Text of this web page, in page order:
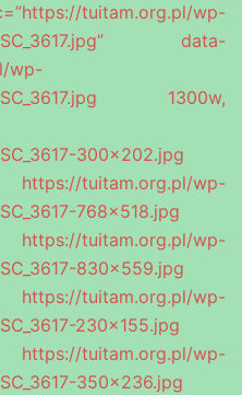
tuitam.org.pl/wp-
DSC_3617.jpg” data-
wp-
DSC_3617.jpg 1300w,
300×202.jpg
wp-
768×518.jpg
wp-
830×559.jpg
wp-
230×155.jpg
wp-
350×236.jpg